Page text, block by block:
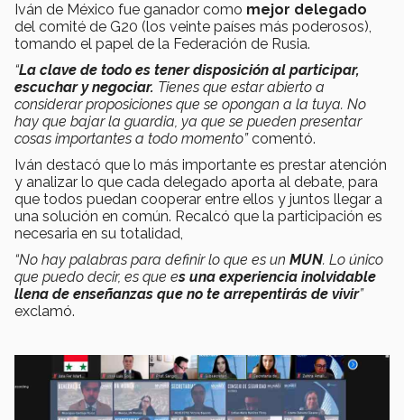
Iván de México fue ganador como mejor delegado
del comité de G20 (los veinte países más poderosos),
tomando el papel de la Federación de Rusia.
“La clave de todo es tener disposición al participar,
escuchar y negociar. Tienes que estar abierto a
considerar proposiciones que se opongan a la tuya. No
hay que bajar la guardia, ya que se pueden presentar
cosas importantes a todo momento”comentó.
Iván destacó que lo más importante es prestar atención
y analizar lo que cada delegado aporta al debate, para
que todos puedan cooperar entre ellos y juntos llegar a
una solución en común. Recalcó que la participación es
necesaria en su totalidad,
“No hay palabras para definir lo que es un MUN. Lo único
que puedo decir, es que es una experiencia inolvidable
llena de enseñanzas que no te arrepentirás de vivir”
exclamó.